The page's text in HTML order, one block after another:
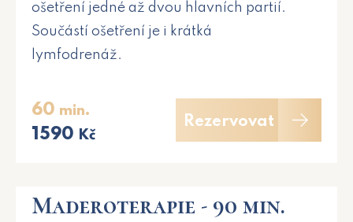
ošetření jedné až dvou hlavních partií.
Součástí ošetření je i krátká
lymfodrenáž.
60 min.
1590 Kč
Rezervovat
Maderoterapie - 90 min.